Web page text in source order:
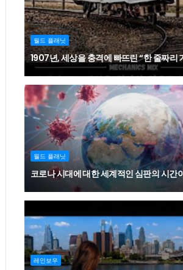
월드 플래닛
1907년, 세상을 충격에 빠뜨린 “한 줄짜리
월드 플래닛
코로나 시대에 대한 세계적인 심판의 시간
레인보우